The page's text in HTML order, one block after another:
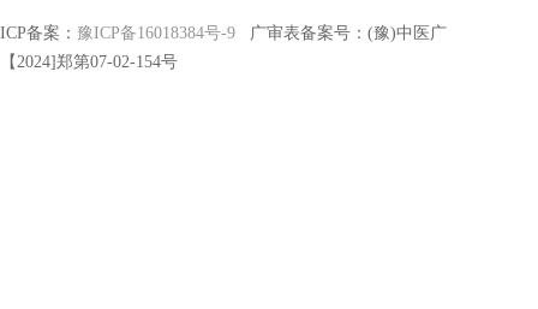
ICP备案： 豫ICP备16018384号-9 广审表备案号：(豫)中医广
【2024]郑第07-02-154号